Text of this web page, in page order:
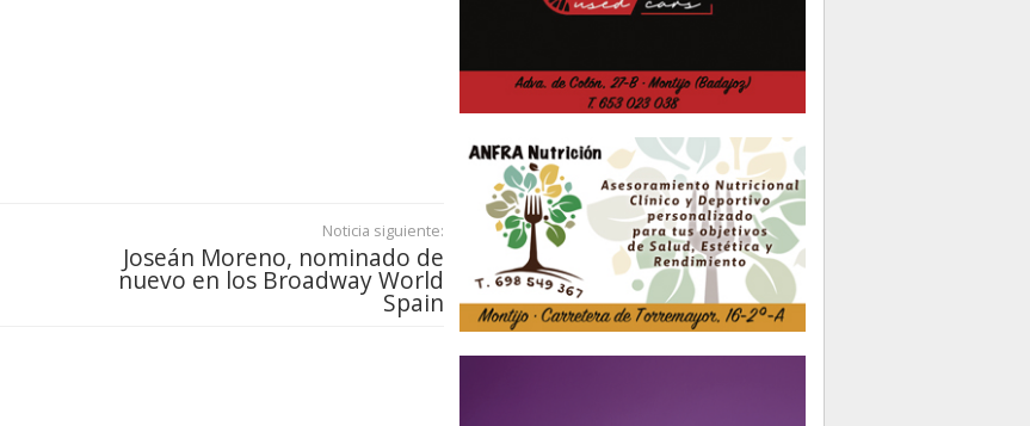
Noticia siguiente:
Joseán Moreno, nominado de
nuevo en los Broadway World
Spain